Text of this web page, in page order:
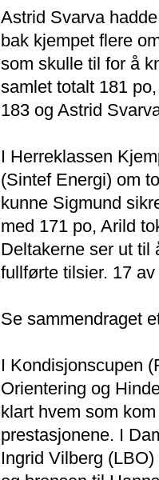
Astrid Svarva
bak kjempet flere
som skulle til for å
samlet totalt 181
183 og Astrid
I Herreklassen
(Sintef Energi) om
kunne Sigmund
med 171 po, Arild
Deltakerne ser ut til
fullførte tilsier. 17
Se sammendraget
I Kondisjonscupen
Orientering og
klart hvem som
prestasjonene. I
Ingrid Vilberg